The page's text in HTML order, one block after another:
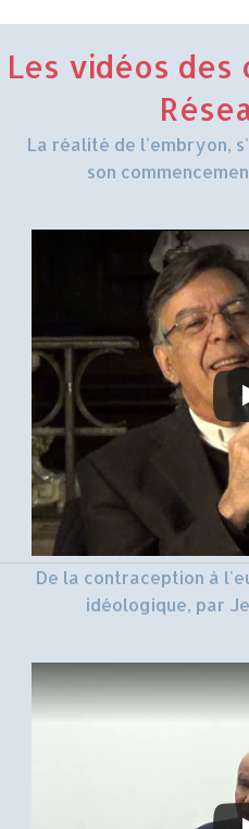
Les vidéos des
La réalité de l'embryon,
son
De la contraception à
idéologique, par